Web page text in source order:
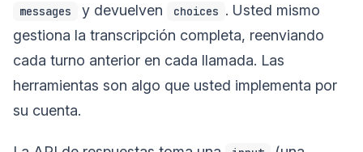
messages y devuelven choices . Usted mismo
gestiona la transcripción completa, reenviando
cada turno anterior en cada llamada. Las
herramientas son algo que usted implementa por
su cuenta.